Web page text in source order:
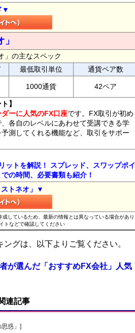
▼
」の主なスペック
最低取引単位
通貨ペア数
1000通貨 42ペア
】
ーに人気のFX口座です。FX取引が初め
各自のレベルにあわせて受講できる学
測してくれる機能など、取引をサポー
ットを解説！ スプレッド、スワップポイ
の時間、必要書類も紹介！
トネオ」▼
しているため、最新の情報とは異なっている場合があり
トなどで確認してください
グは、以下よりご覧ください。
が選んだ「おすすめFX会社」人気
連記事
惑」]